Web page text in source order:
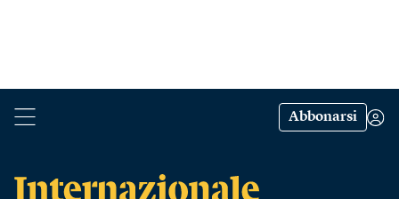
Abbonarsi